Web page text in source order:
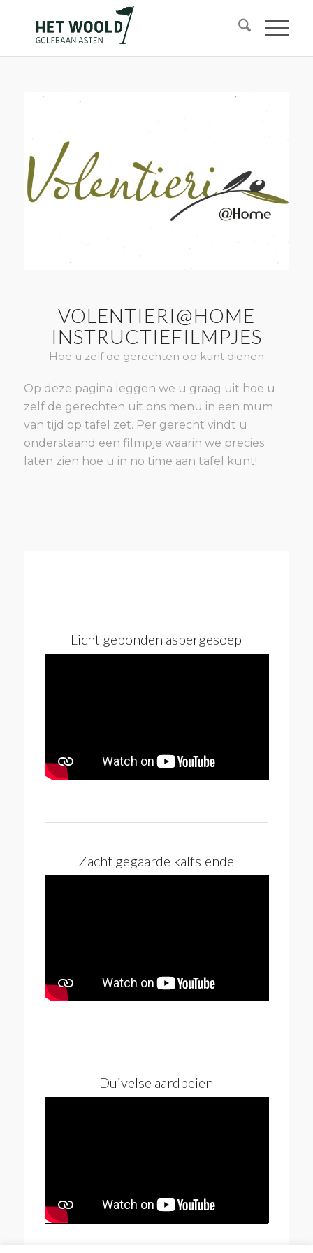
VOLENTIERI@HOME
INSTRUCTIEFILMPJES
Hoe u zelf de gerechten op kunt dienen
Op deze pagina leggen we u graag uit hoe u
zelf de gerechten uit ons menu in een mum
van tijd op tafel zet. Per gerecht vindt u
onderstaand een filmpje waarin we precies
laten zien hoe u in no time aan tafel kunt!
Licht gebonden aspergesoep
Zacht gegaarde kalfslende
Duivelse aardbeien